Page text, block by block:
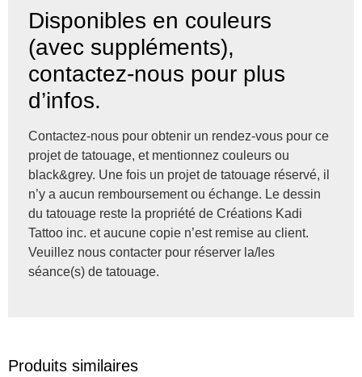
Disponibles en couleurs
(avec suppléments),
contactez-nous pour plus
d’infos.
Contactez-nous pour obtenir un rendez-vous pour ce
projet de tatouage, et mentionnez couleurs ou
black&grey. Une fois un projet de tatouage réservé, il
n’y a aucun remboursement ou échange. Le dessin
du tatouage reste la propriété de Créations Kadi
Tattoo inc. et aucune copie n’est remise au client.
Veuillez nous contacter pour réserver la/les
séance(s) de tatouage.
Produits similaires